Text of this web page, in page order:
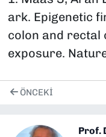
ark. Epigenetic
colon and rectal
exposure.
ÖNCEKI
Prof.